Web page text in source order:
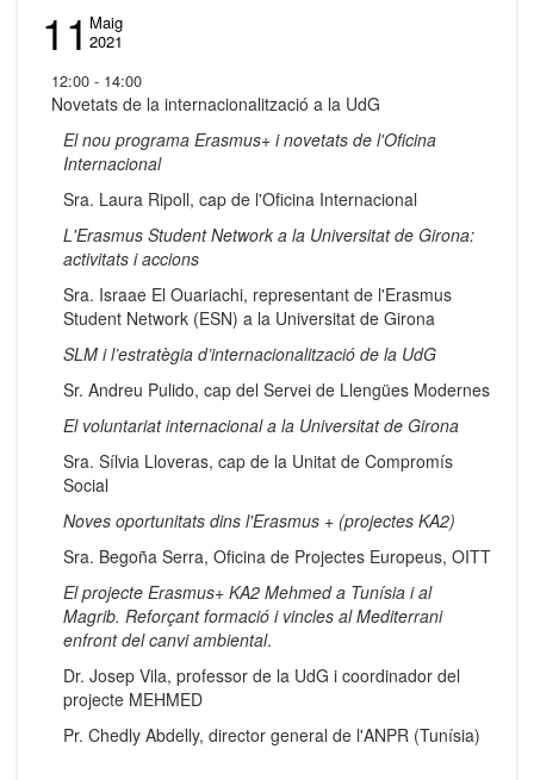
11 Maig
2021
12:00 - 14:00
Novetats de la internacionalització a la UdG
El nou programa Erasmus+ i novetats de l'Oficina
Internacional
Sra. Laura Ripoll, cap de l'Oficina Internacional
L'Erasmus Student Network a la Universitat de Girona:
activitats i accions
Sra. Israae El Ouariachi, representant de l'Erasmus
Student Network (ESN) a la Universitat de Girona
SLM i l’estratègia d’internacionalització de la UdG
Sr. Andreu Pulido, cap del Servei de Llengües Modernes
El voluntariat internacional a la Universitat de Girona
Sra. Sílvia Lloveras, cap de la Unitat de Compromís
Social
Noves oportunitats dins l'Erasmus + (projectes KA2)
Sra. Begoña Serra, Oficina de Projectes Europeus, OITT
El projecte Erasmus+ KA2 Mehmed a Tunísia i al
Magrib. Reforçant formació i vincles al Mediterrani
enfront del canvi ambiental.
Dr. Josep Vila, professor de la UdG i coordinador del
projecte MEHMED
Pr. Chedly Abdelly, director general de l'ANPR (Tunísia)